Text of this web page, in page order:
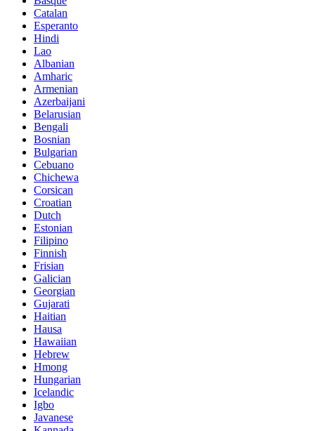
Catalan
Esperanto
Hindi
Lao
Albanian
Amharic
Armenian
Azerbaijani
Belarusian
Bengali
Bosnian
Bulgarian
Cebuano
Chichewa
Corsican
Croatian
Dutch
Estonian
Filipino
Finnish
Frisian
Galician
Georgian
Gujarati
Haitian
Hausa
Hawaiian
Hebrew
Hmong
Hungarian
Icelandic
Igbo
Javanese